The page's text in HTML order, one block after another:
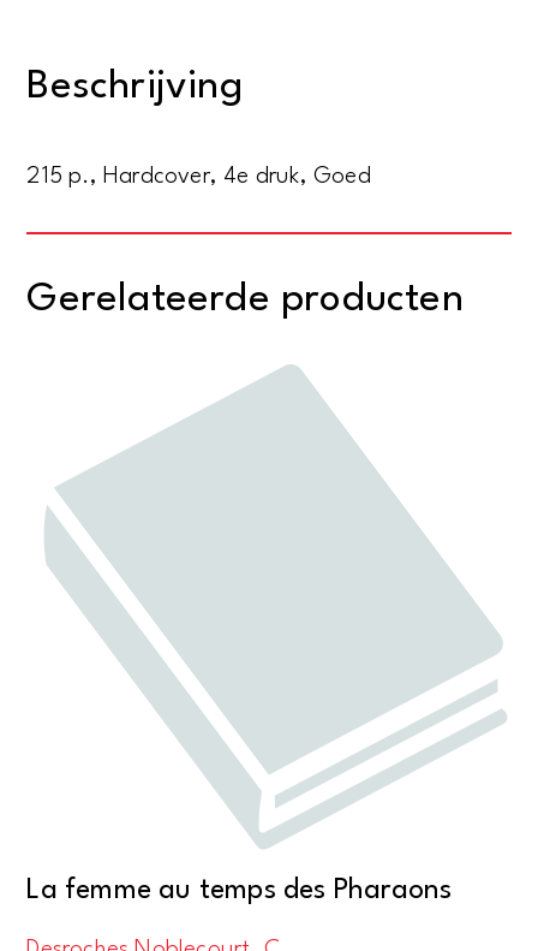
Julius
de
aantal
Beschrijving
215 p., Hardcover, 4e druk, Goed
Gerelateerde producten
La femme au temps des Pharaons